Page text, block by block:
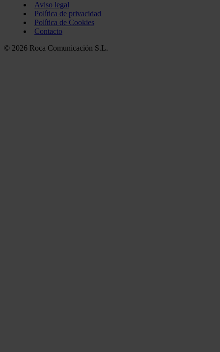
Aviso legal
Política de privacidad
Política de Cookies
Contacto
© 2026 Roca Comunicación S.L.